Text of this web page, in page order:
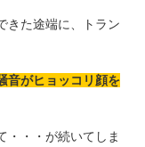
きた途端に、トラン
音がヒョッコリ顔を
・・・が続いてしま